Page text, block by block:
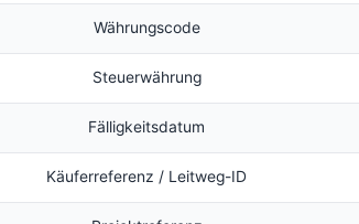
Währungscode
Steuerwährung
Fälligkeitsdatum
Käuferreferenz / Leitweg-ID